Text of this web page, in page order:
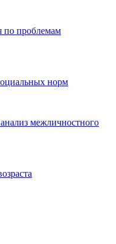
по проблемам
норм
межличностного